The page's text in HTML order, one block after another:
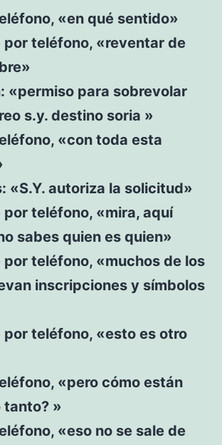
«en qué sentido»
por teléfono, «reventar de
«permiso para sobrevolar
s.y. destino soria »
«con toda esta
«S.Y. autoriza la solicitud»
teléfono, «mira, aquí
sabes quien es quien»
teléfono, «muchos de los
inscripciones y símbolos
por teléfono, «esto es otro
«pero cómo están
tanto? »
«eso no se sale de